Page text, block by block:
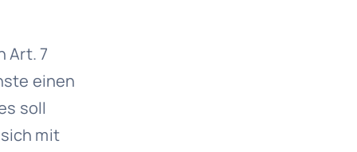
Art. 7
einen
soll
mit